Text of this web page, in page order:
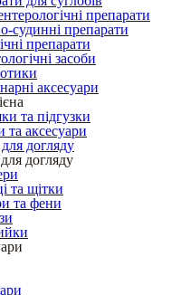
препарати
судинні препарати
препарати
засоби
аксесуари
та підгузки
та аксесуари
догляду
догляду
та щітки
та фени